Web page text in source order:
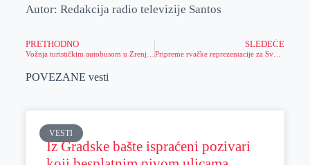
Autor: Redakcija radio televizije Santos
PRETHODNO SLEDEĆE
POVEZANE vesti
VESTI
Iz Gradske bašte ispraćeni pozivari